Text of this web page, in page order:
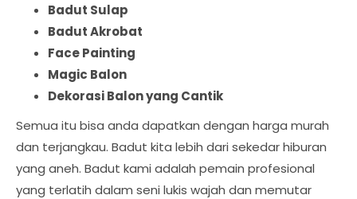
Badut Sulap
Badut Akrobat
Face Painting
Magic Balon
Dekorasi Balon yang Cantik
Semua itu bisa anda dapatkan dengan harga murah
dan terjangkau. Badut kita lebih dari sekedar hiburan
yang aneh. Badut kami adalah pemain profesional
yang terlatih dalam seni lukis wajah dan memutar